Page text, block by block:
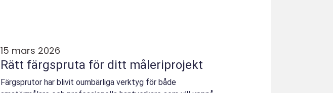
15 mars 2026
Rätt färgspruta för ditt måleriprojekt
Färgsprutor har blivit oumbärliga verktyg för både